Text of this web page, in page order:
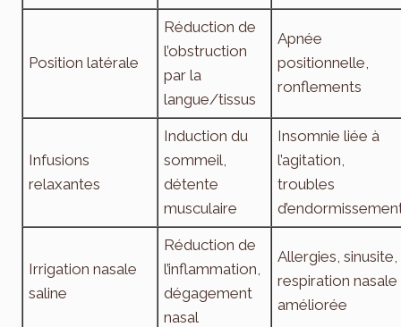
Position latérale
Réduction de
l’obstruction
par la
langue/tissus
Apnée
positionnelle,
ronflements
Infusions
relaxantes
Induction du
sommeil,
détente
musculaire
Insomnie liée à
l’agitation,
troubles
Irrigation nasale
saline
Réduction de
l’inflammation,
dégagement
nasal
Allergies, sinusite,
respiration nasale
améliorée